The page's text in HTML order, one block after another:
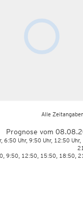
Alle
Prognose vom
6:50 Uhr, 9:50 Uhr, 12:50
9:50, 12:50, 15:50, 18:50,